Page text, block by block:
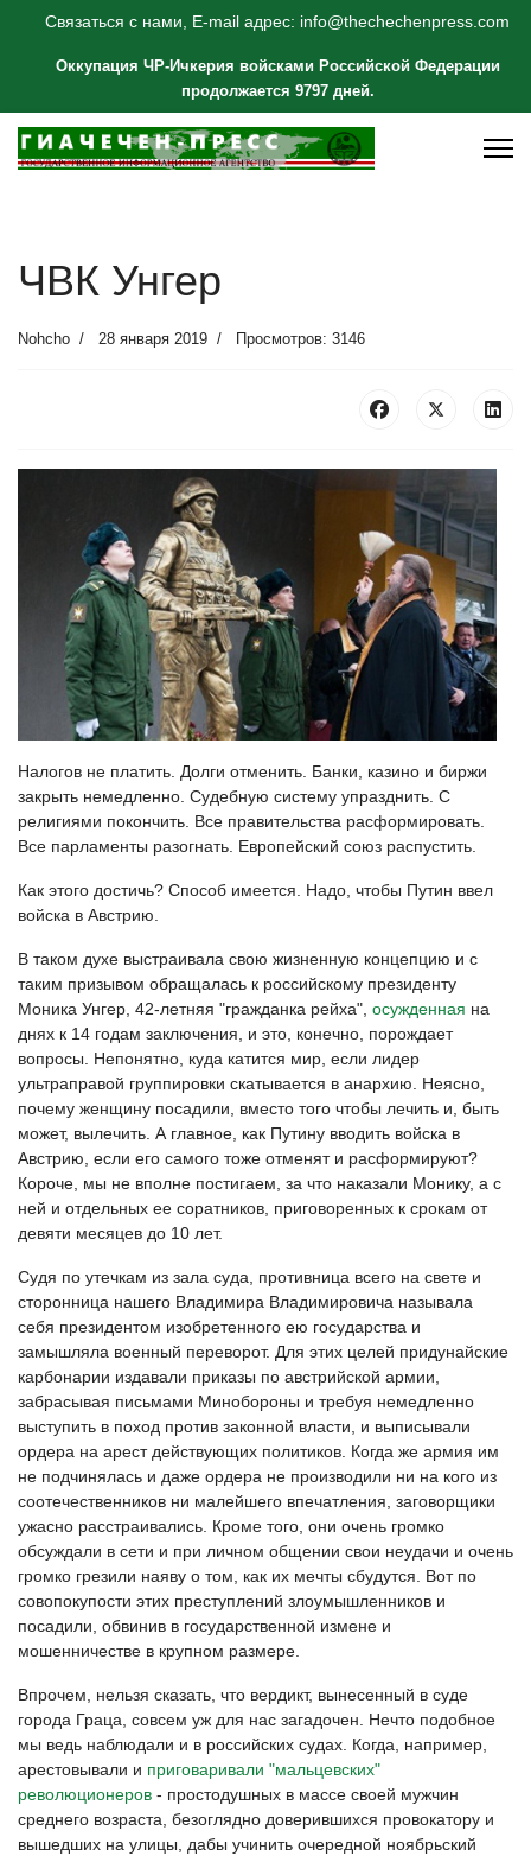
Связаться с нами, E-mail адрес: info@thechechenpress.com
Оккупация ЧР-Ичкерия войсками Российской Федерации
продолжается 9797 дней.
ЧВК Унгер
Nohcho 28 января 2019 Просмотров: 3146
Налогов не платить. Долги отменить. Банки, казино и биржи
закрыть немедленно. Судебную систему упразднить. С
религиями покончить. Все правительства расформировать.
Все парламенты разогнать. Европейский союз распустить.
Как этого достичь? Способ имеется. Надо, чтобы Путин ввел
войска в Австрию.
В таком духе выстраивала свою жизненную концепцию и с
таким призывом обращалась к российскому президенту
Моника Унгер, 42-летняя "гражданка рейха", осужденная на
днях к 14 годам заключения, и это, конечно, порождает
вопросы. Непонятно, куда катится мир, если лидер
ультраправой группировки скатывается в анархию. Неясно,
почему женщину посадили, вместо того чтобы лечить и, быть
может, вылечить. А главное, как Путину вводить войска в
Австрию, если его самого тоже отменят и расформируют?
Короче, мы не вполне постигаем, за что наказали Монику, а с
ней и отдельных ее соратников, приговоренных к срокам от
девяти месяцев до 10 лет.
Судя по утечкам из зала суда, противница всего на свете и
сторонница нашего Владимира Владимировича называла
себя президентом изобретенного ею государства и
замышляла военный переворот. Для этих целей придунайские
карбонарии издавали приказы по австрийской армии,
забрасывая письмами Минобороны и требуя немедленно
выступить в поход против законной власти, и выписывали
ордера на арест действующих политиков. Когда же армия им
не подчинялась и даже ордера не производили ни на кого из
соотечественников ни малейшего впечатления, заговорщики
ужасно расстраивались. Кроме того, они очень громко
обсуждали в сети и при личном общении свои неудачи и очень
громко грезили наяву о том, как их мечты сбудутся. Вот по
совопокупости этих преступлений злоумышленников и
посадили, обвинив в государственной измене и
мошенничестве в крупном размере.
Впрочем, нельзя сказать, что вердикт, вынесенный в суде
города Граца, совсем уж для нас загадочен. Нечто подобное
мы ведь наблюдали и в российских судах. Когда, например,
арестовывали и приговаривали "мальцевских"
революционеров - простодушных в массе своей мужчин
среднего возраста, безоглядно доверившихся провокатору и
вышедших на улицы, дабы учинить очередной ноябрьский